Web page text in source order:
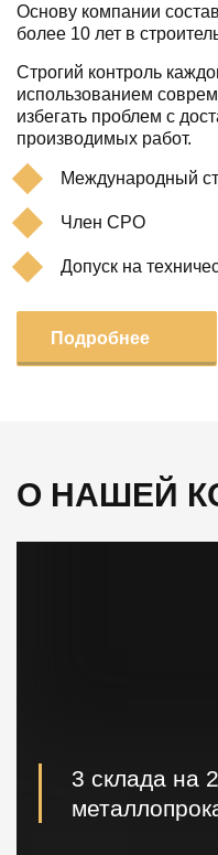
Основу компании
более 10 лет в
Строгий контроль
использованием
избегать проблем с
производимых работ.
Международный
Член СРО
Допуск на
Подробнее
О НАШЕЙ
3 склада на